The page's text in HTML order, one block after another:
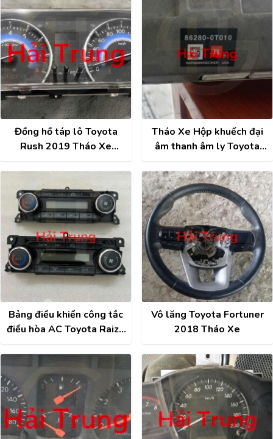
Đồng hồ táp lô Toyota
Rush 2019 Tháo Xe
Tháo Xe Hộp khuếch đại
âm thanh âm ly Toyota
Bảng điều khiển công tắc
điều hòa AC Toyota Raize
Xe
Vô lăng Toyota Fortuner
2018 Tháo Xe